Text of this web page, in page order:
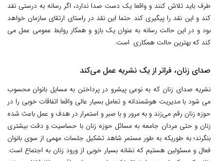
طرف باید تلاش کنند و واقعا یک دست صدا ندارد، اگر رسانه به درستی نقد
کند و این نقد را پیگیری کند حتما این نقد در راستای ارتقای سازمان خواهد
بود و در این حالت رسانه به عنوان یک بازو و همکار روابط عمومی عمل می
کند که بهترین حالت همکاری است.
صدای زنان، فراتر از یک نشریه عمل می‌کند
نشریه صدای زنان که به نوعی پیشرو در پرداختن به مسایل بانوان محسوب
می شود با مدیریت هوشمندانه و تعامل بسیار عالی واقعا اتفاقات خوبی را در
حوزه زنان رقم می‌زند و به مرور و با صبر و استمرار در هدف و عمل باعث شده
زنان و حتی مردان جامعه به مسائل حوزه زنان با حساسیت و دقت بیشتری
بنگرند؛ به طوریکه به طور مستمر شاهد تشکیل جلسات مهمی از سوی بانوان
فعال و مسئولین هستیم که نشانه بسیار خوبی از ورود زنان به اجتماع است.